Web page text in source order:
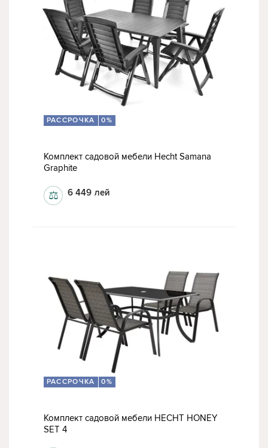
РАССРОЧКА 0%
Комплект садовой мебели Hecht Samana
Graphite
6 449 лей
⚖
РАССРОЧКА 0%
Комплект садовой мебели HECHT HONEY
SET 4